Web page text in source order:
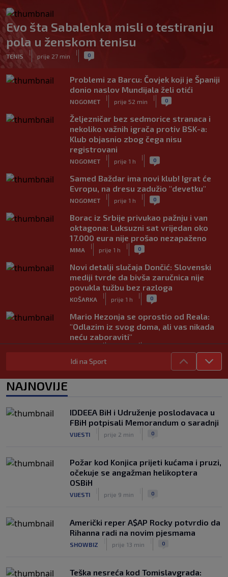
Evo šta Sabalenka misli o testiranju
pola u ženskom tenisu
TENIS
|
prije 27 min
| 0
Problemi za Barcu: Čovjek koji je Španiji
donio naslov Mundijala želi otići
NOGOMET
|
prije 52 min
| 0
Željezničar bez sedmorice stranaca i
nekoliko važnih igrača protiv BSK-a:
Klub objasnio zbog čega nisu
registrovani
NOGOMET
|
prije 1 h
| 0
Samed Baždar ima novi klub! Igrat će
Evropu, na dresu zadužio "devetku"
NOGOMET
|
prije 1 h
| 0
Borac iz Srbije privukao pažnju i van
oktagona: Luksuzni sat vrijedan oko
17.000 eura nije prošao nezapaženo
MMA
|
prije 1 h
| 0
Novi detalji slučaja Dončić: Slovenski
mediji tvrde da bivša zaručnica nije
povukla tužbu bez razloga
KOŠARKA
|
prije 1 h
| 0
Mario Hezonja se oprostio od Reala:
"Odlazim iz svog doma, ali vas nikada
neću zaboraviti"
| |
Pjanić otkrio da je Alajbegović imao
Poznato gdje će Sarajevo dočekati
ekipu Radnika, određene i sudije prvog
kola šampionata BiH
Idi na Sport
NAJNOVIJE
IDDEEA BiH i Udruženje poslodavaca u
FBiH potpisali Memorandum o saradnji
VIJESTI prije 2 min 0
Požar kod Konjica prijeti kućama i pruzi,
očekuje se angažman helikoptera
OSBiH
VIJESTI prije 9 min 0
Američki reper A$AP Rocky potvrdio da
Rihanna radi na novim pjesmama
SHOWBIZ prije 13 min 0
Teška nesreća kod Tomislavgrada: